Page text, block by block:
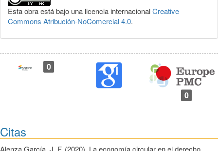
Esta obra está bajo una licencia internacionalCreative
Commons Atribución-NoComercial 4.0.
0
0
Citas
Alenza García, J. F. (2020). La economía circular en el derecho